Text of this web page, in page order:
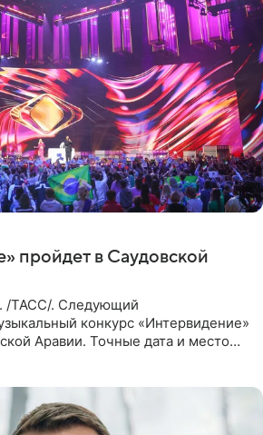
пройдет в Саудовской
/ТАСС/. Следующий
конкурс «Интервидение»
Аравии. Точные дата и место